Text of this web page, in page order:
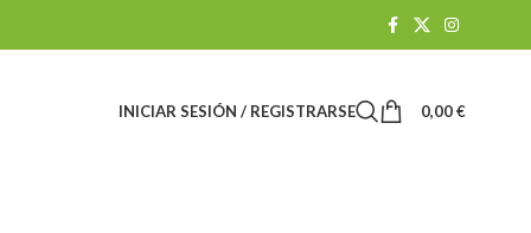
INICIAR SESIÓN / REGISTRARSE 0,00€